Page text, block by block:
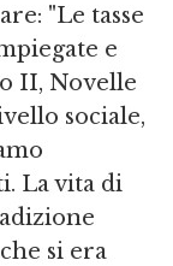
"Le tasse
e
II, Novelle
sociale,
La vita di
si era